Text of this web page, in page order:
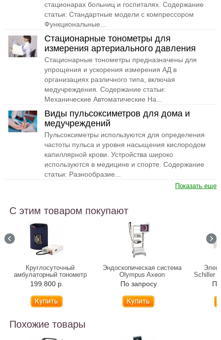
стационарах больниц и госпиталях. Содержание
статьи: Стандартные модели с компрессором
Функциональные...
Стационарные тонометры для
измерения артериального давления
Стационарные тонометры предназначены для
упрощения и ускорения измерения АД в
организациях различного типа, включая
медучреждения. Содержание статьи:
Механические Автоматические На...
Виды пульсоксиметров для дома и
медучреждений
Пульсоксиметры используются для определения
частоты пульса и уровня насыщения кислородом
капиллярной крови. Устройства широко
используются в медицине и спорте. Содержание
статьи: Разнообразие...
Показать еще
С этим товаром покупают
Круглосуточный
амбулаторный тонометр
ACCUNIQ BP800
199 800 р.
Эндоскопическая система
Olympus Axeon
По запросу
Schiller
Похожие товары